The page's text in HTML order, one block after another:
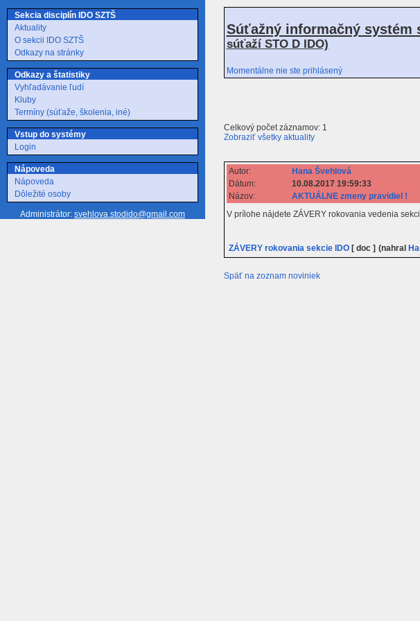
Sekcia disciplín IDO SZTŠ
Aktuality
O sekcii IDO SZTŠ
Odkazy na stránky
Odkazy a štatistiky
Vyhľadávanie ľudí
Kluby
Termíny (súťaže, školenia, iné)
Vstup do systémy
Login
Nápoveda
Nápoveda
Dôležité osoby
Administrátor: svehlova.stodido@gmail.com
Súťažný informačný systém
súťaží STO D IDO)
Momentálne nie ste prihlásený
Celkový počet záznamov: 1
Zobraziť všetky aktuality
Autor:
Hana Švehlová
Dátum:
10.08.2017 19:59:33
Názov:
AKTUÁLNE zmeny pravidiel !
V prílohe nájdete ZÁVERY rokovania vedenia
ZÁVERY rokovania sekcie IDO[ doc ] (nahral
Späť na zoznam noviniek